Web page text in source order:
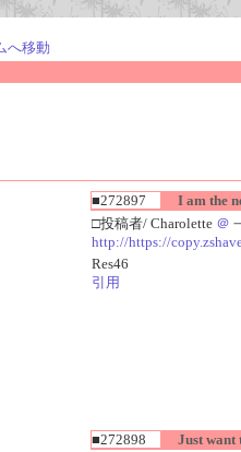
へ移動
■272897
I am the
□投稿者/ Charolette ＠
http://https://
Res46
引用
■272898
Just want